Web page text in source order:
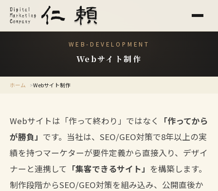
WEB-DEVELOPMENT
Webサイト制作
ホーム Webサイト制作
Webサイトは「作って終わり」ではなく
「作ってから
が勝負」 です。当社は、SEO/GEO対策で8年以上の実
績を持つマーケターが要件定義から直接入り、デザイ
ナーと連携して 「集客できるサイト」 を構築します。
制作段階からSEO/GEO対策を組み込み、公開直後か